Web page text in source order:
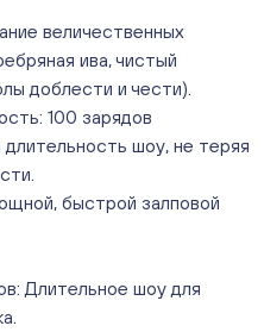
(Копейск, пр. Славы
(ТК Слон, г. Миасс)
ул. Сталеваров
величественных
ива, чистый
доблести и чести).
100 зарядов
шоу, не теряя
быстрой залповой
Длительное шоу для